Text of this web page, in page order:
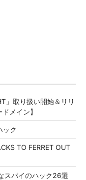
」取り扱い開始＆リリ
メイン】
ック
TO FERRET OUT
スパイのハック26選